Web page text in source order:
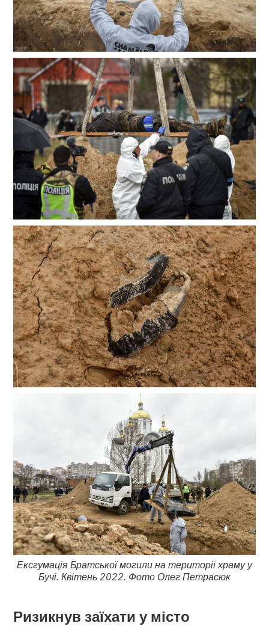
Ексгумація Братської могили на території храму у
Бучі. Квітень 2022. Фото Олег Петрасюк
Ризикнув заїхати у місто